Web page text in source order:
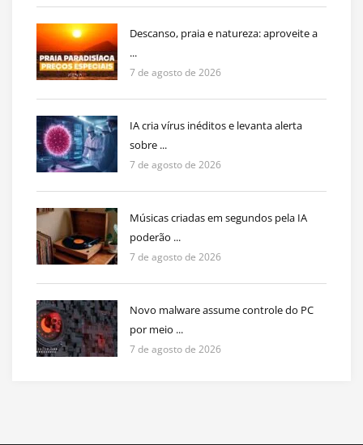
Descanso, praia e natureza: aproveite a
...
7 de agosto de 2026
IA cria vírus inéditos e levanta alerta
sobre ...
7 de agosto de 2026
Músicas criadas em segundos pela IA
poderão ...
7 de agosto de 2026
Novo malware assume controle do PC
por meio ...
7 de agosto de 2026